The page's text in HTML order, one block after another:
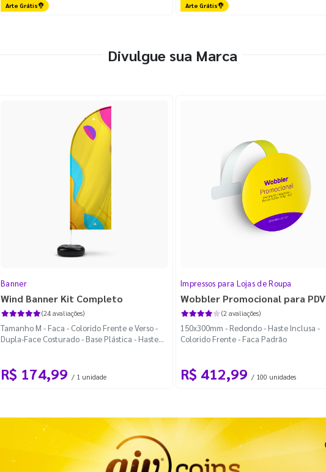
Arte Grátis Arte Grátis
Divulgue sua Marca
Banner
Wind Banner Kit Completo
(24 avaliações)
Tamanho M - Faca - Colorido Frente e Verso -
Dupla-Face Costurado - Base Plástica - Haste
R$ 174,99 / 1 unidade
Impressos para Lojas de Roupa
Wobbler Promocional para PDV
(2 avaliações)
150x300mm - Redondo - Haste Inclusa -
Colorido Frente - Faca Padrão
R$ 412,99 / 100 unidades